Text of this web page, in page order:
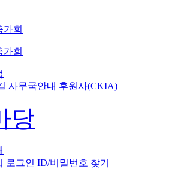
가회
가회
사무국안내 후원사(CKIA)
당
로그인 ID/비밀번호 찾기